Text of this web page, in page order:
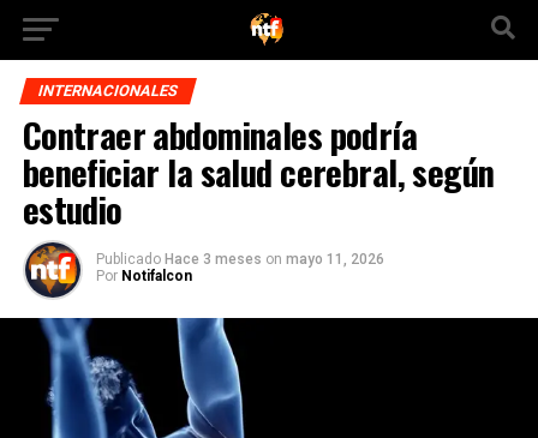
INTERNACIONALES
Contraer abdominales podría
beneficiar la salud cerebral, según
estudio
Publicado Hace 3 meses on mayo 11, 2026
Por Notifalcon